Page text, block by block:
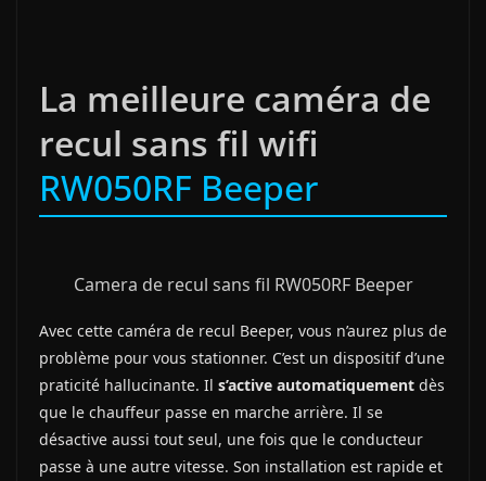
La meilleure caméra de
recul sans fil wifi
RW050RF Beeper
Camera de recul sans fil RW050RF Beeper
Avec cette caméra de recul Beeper, vous n’aurez plus de
problème pour vous stationner. C’est un dispositif d’une
praticité hallucinante. Il s’active automatiquement dès
que le chauffeur passe en marche arrière. Il se
désactive aussi tout seul, une fois que le conducteur
passe à une autre vitesse. Son installation est rapide et